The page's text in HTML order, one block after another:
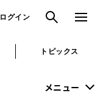
ログイン 検索 メニュ
トピックス
メニュー